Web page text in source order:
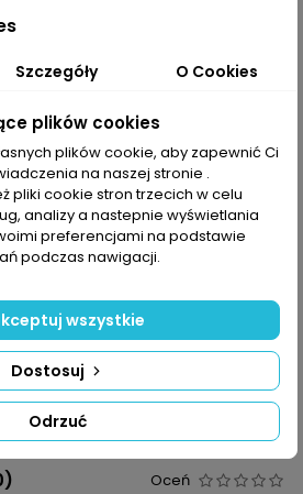

kwiatów. Wiele z nich stało się źródłem
modeli.
wykonanych wzorem siatkowym.
ma efektowny brzeg.
serię z flamingami! Dla nich
a do swojskich słoneczników –
są serwetki o różnym stopniu
Oceń
Szczegóły O Cookies
plików cookies
plików cookie, aby zapewnić Ci
na naszej stronie .
pliki cookie stron trzecich w celu
analizy a nastepnie wyświetlania
preferencjami na podstawie
podczas nawigacji.
Odrzuć
Dostosuj
wszystkie